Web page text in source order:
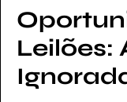
Leilões: